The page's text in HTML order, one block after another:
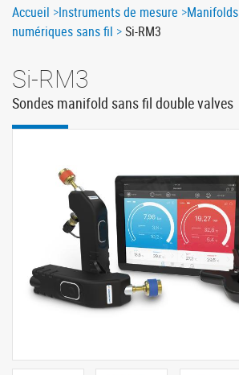
Breadcrumb
Accueil Instruments de mesure Manifolds
numériques sans fil
Si-RM3
Si-RM3
Sondes manifold sans fil double valves